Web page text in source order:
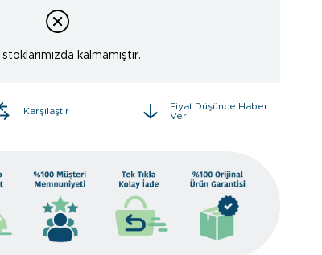
kalmamıştır.
Karşılaştır
Fiyat Düşünce Haber
Ver